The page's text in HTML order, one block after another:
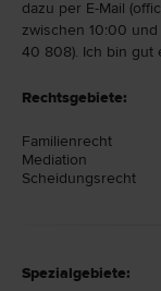
dazu per E-Mail
zwischen 10:00
40 808). Ich bin gut
Rechtsgebiete:
Familien­recht
Mediation
Scheidungs­recht
Spezialgebiete: